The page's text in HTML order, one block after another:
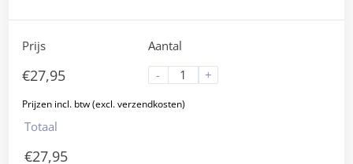
Prijs
€27,95
Aantal
-
+
Totaal
€27,95